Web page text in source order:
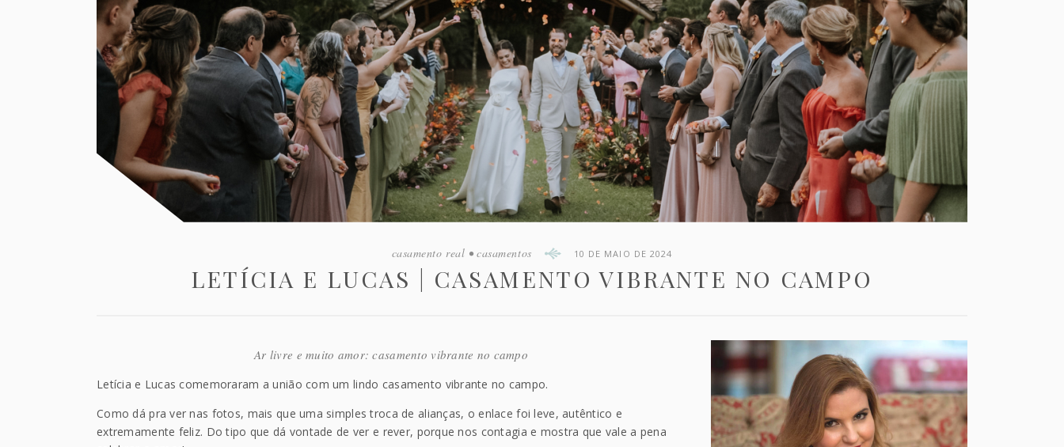
casamento real • casamentos 10 DE MAIO DE 2024
LETÍCIA E LUCAS | CASAMENTO VIBRANTE NO CAMPO
Ar livre e muito amor: casamento vibrante no campo
Letícia e Lucas comemoraram a união com um lindo casamento vibrante no campo.
Como dá pra ver nas fotos, mais que uma simples troca de alianças, o enlace foi leve, autêntico e
extremamente feliz. Do tipo que dá vontade de ver e rever, porque nos contagia e mostra que vale a pena